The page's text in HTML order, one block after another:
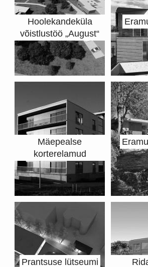
Hoolekandeküla
võistlustöö „August“
Mäepealse
korterelamud
Prantsuse lütseumi